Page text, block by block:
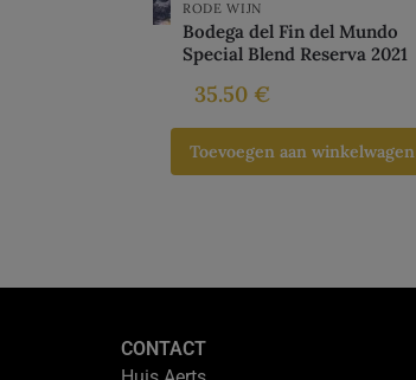
RODE WIJN
Bodega del Fin del Mundo
Special Blend Reserva 2021
35.50 €
Toevoegen aan winkelwagen
CONTACT